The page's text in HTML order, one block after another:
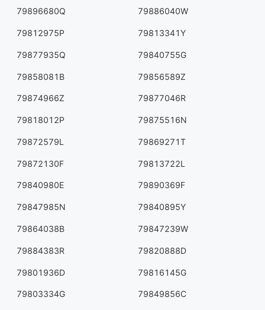
79896680Q 79886040W
79812975P 79813341Y
79877935Q 79840755G
79858081B 79856589Z
79874966Z 79877046R
79818012P 79875516N
79872579L 79869271T
79872130F 79813722L
79840980E 79890369F
79847985N 79840895Y
79864038B 79847239W
79884383R 79820888D
79801936D 79816145G
79803334G 79849856C